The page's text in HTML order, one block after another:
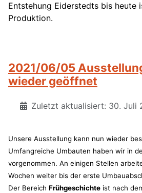
Entstehung Eiderstedts bis heute
Produktion.
2021/06/05
wieder geöffnet
Zuletzt aktualisiert: 30. Juli
Unsere Ausstellung kann nun wieder
Umfangreiche Umbauten haben wir in
vorgenommen. An einigen Stellen
Wochen weiter bis der erste
Der Bereich Frühgeschichte ist nach